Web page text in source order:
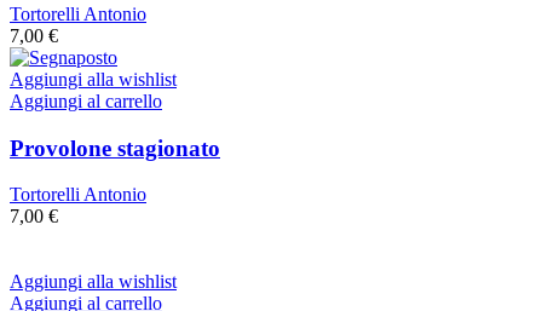
Tortorelli Antonio
7,00 €
Aggiungi alla wishlist
Aggiungi al carrello
Provolone stagionato
Tortorelli Antonio
7,00 €
Aggiungi alla wishlist
Aggiungi al carrello